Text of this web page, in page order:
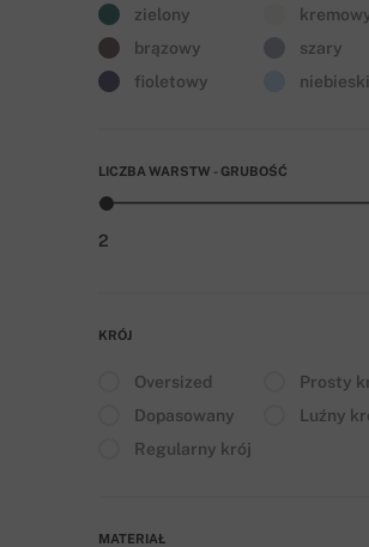
zielony
brązowy
szary
fioletowy
niebieski
LICZBA WARSTW - GRUBOŚĆ
2
KRÓJ
Oversized
Prosty
Dopasowany
Luźny
Regularny krój
MATERIAŁ